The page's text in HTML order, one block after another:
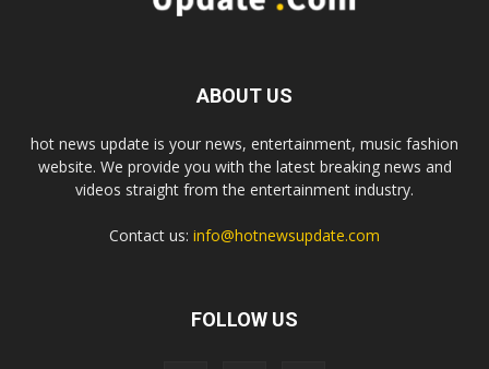
ABOUT US
hot news update is your news, entertainment, music fashion
website. We provide you with the latest breaking news and
videos straight from the entertainment industry.
Contact us: info@hotnewsupdate.com
FOLLOW US